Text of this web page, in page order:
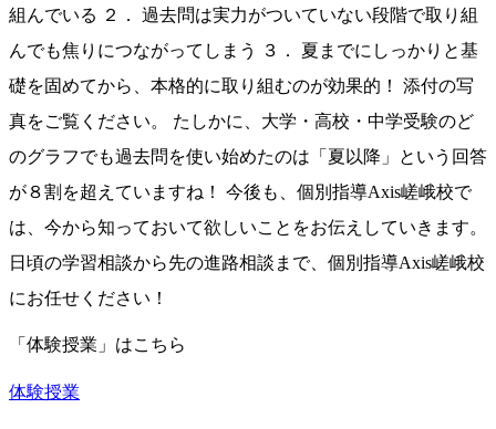
組んでいる ２． 過去問は実力がついていない段階で取り組
んでも焦りにつながってしまう ３． 夏までにしっかりと基
礎を固めてから、本格的に取り組むのが効果的！ 添付の写
真をご覧ください。 たしかに、大学・高校・中学受験のど
のグラフでも過去問を使い始めたのは「夏以降」という回答
が８割を超えていますね！ 今後も、個別指導Axis嵯峨校で
は、今から知っておいて欲しいことをお伝えしていきます。
日頃の学習相談から先の進路相談まで、個別指導Axis嵯峨校
にお任せください！
「体験授業」はこちら
体験授業